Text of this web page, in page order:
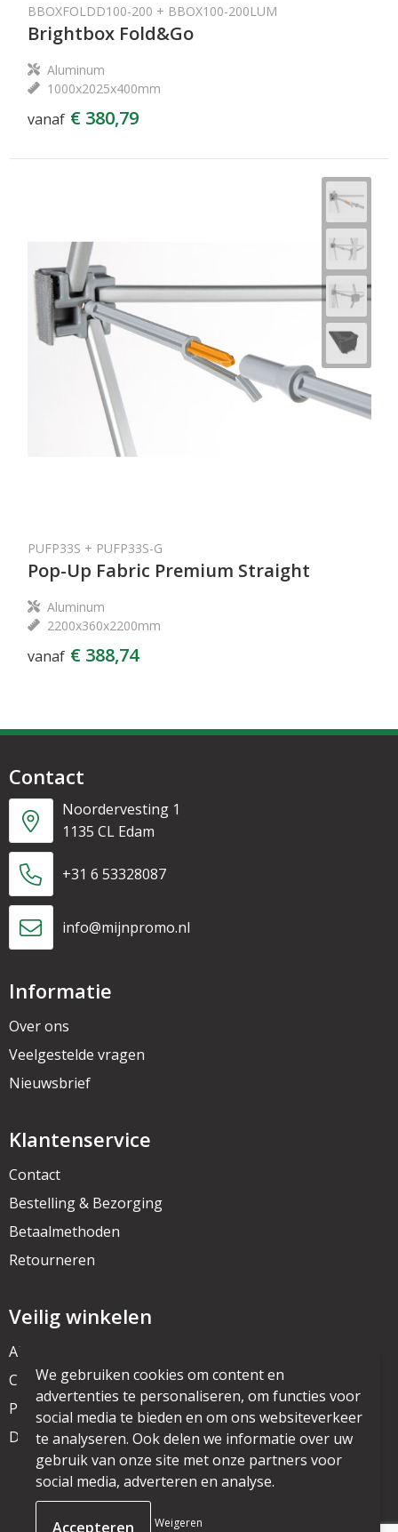
BBOXFOLDD100-200 + BBOX100-200LUM
Brightbox Fold&Go
Aluminum
1000x2025x400mm
vanaf € 380,79
PUFP33S + PUFP33S-G
Pop-Up Fabric Premium Straight
Aluminum
2200x360x2200mm
vanaf € 388,74
Contact
Noordervesting 1
1135 CL Edam
+31 6 53328087
info@mijnpromo.nl
Informatie
Over ons
Veelgestelde vragen
Nieuwsbrief
Klantenservice
Contact
Bestelling & Bezorging
Betaalmethoden
Retourneren
Veilig winkelen
Algemene voorwaarden
Cookieverklaring
Privacyverklaring
Disclaimer
© Copyright mijnpromo.nl 2025
We gebruiken cookies om content en
advertenties te personaliseren, om functies voor
social media te bieden en om ons websiteverkeer
te analyseren. Ook delen we informatie over uw
gebruik van onze site met onze partners voor
social media, adverteren en analyse.
Weigeren